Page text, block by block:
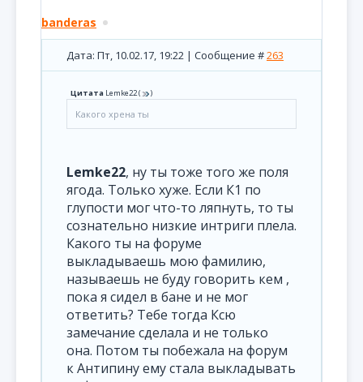
banderas
Дата: Пт, 10.02.17, 19:22 | Сообщение #263
Цитата Lemke22( )
Какого хрена ты
Lemke22, ну ты тоже того же поля
ягода. Только хуже. Если К1 по
глупости мог что-то ляпнуть, то ты
сознательно низкие интриги плела.
Какого ты на форуме
выкладываешь мою фамилию,
называешь не буду говорить кем ,
пока я сидел в бане и не мог
ответить? Тебе тогда Ксю
замечание сделала и не только
она. Потом ты побежала на форум
к Антипину ему стала выкладывать